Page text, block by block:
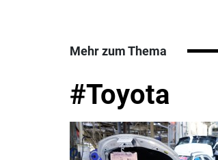
Mehr zum Thema
#Toyota